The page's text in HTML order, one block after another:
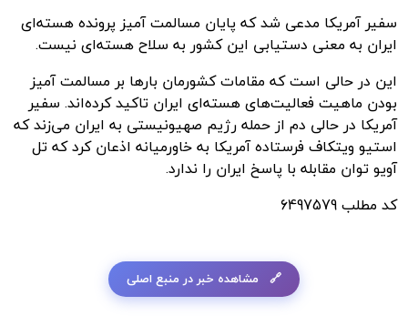
سفیر آمریکا مدعی شد که پایان مسالمتآمیز پرونده هسته‌ای
ایران به معنی دستیابی این کشور به سلاح هسته‌ای نیست.
این در حالی است که مقامات کشورمان بارها بر مسالمتآمیز
بودن ماهیت فعالیت‌های هسته‌ای ایران تاکید کرده‌اند. سفیر
آمریکا در حالی دم از حمله رژیم صهیونیستی به ایران می‌زند که
استیو ویتکاف فرستاده آمریکا به خاورمیانه اذعان کرد کهتل
آویوتوان مقابله با پاسخ ایران را ندارد.
کد مطلب6497579
مشاهده خبر در منبع اصلی